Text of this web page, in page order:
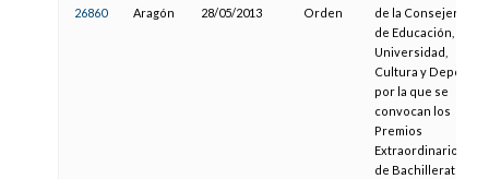
26860 Aragón 28/05/2013 Orden
de la Consejera
de Educación,
Universidad,
Cultura y Deporte,
por la que se
convocan los
Premios
Extraordinarios
de Bachillerato